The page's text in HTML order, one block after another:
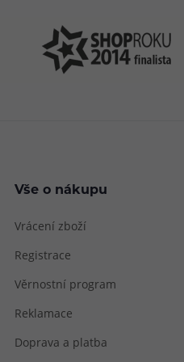
Vše o nákupu
Vrácení zboží
Registrace
Věrnostní program
Reklamace
Doprava a platba